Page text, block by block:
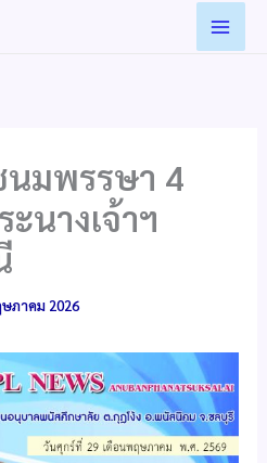
มพรรษา 4
นางเจ้าฯ
ภาคม 2026